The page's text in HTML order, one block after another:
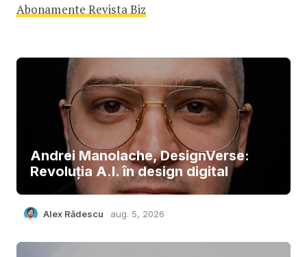
Abonamente Revista Biz
Andrei Manolache, DesignVerse:
Revoluția A.I. în design digital
Alex Rădescu aug. 5, 2026